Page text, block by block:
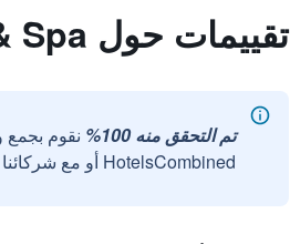
تقييمات حول Eliton Hotel & Spa
تم التحقق منه 100%
نقوم
HotelsCombined أو مع شركائنا الخارجيين الموثوقين.